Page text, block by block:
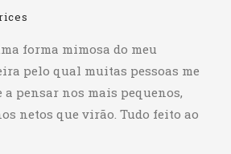
forma mimosa do meu
pelo qual muitas pessoas me
a pensar nos mais pequenos,
netos que virão. Tudo feito ao